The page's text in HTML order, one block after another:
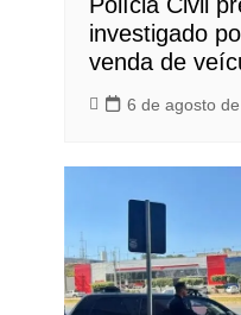
investigado
venda de
6 de agosto